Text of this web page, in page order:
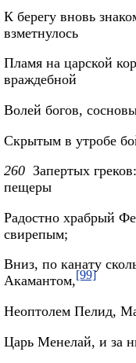
К берегу вновь
взметнулось
Пламя на царской
враждебной
Волей богов,
Скрытым в утробе
260 Запертых
пещеры
Радостно храбрый
свирепым;
Вниз, по канату
Акамантом,[99]
Неоптолем Пелид,
Царь Менелай, и за